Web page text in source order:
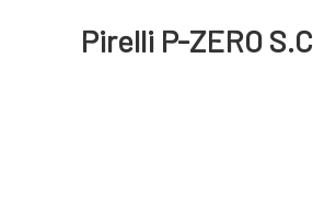
Pirelli P-ZERO